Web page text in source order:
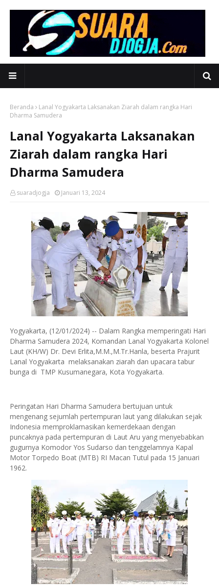
Beranda
Lanal Yogyakarta Laksanakan Ziarah dalam rangka Hari
Dharma Samudera
Lanal Yogyakarta Laksanakan
Ziarah dalam rangka Hari
Dharma Samudera
suaradjogja Januari 13, 2024
Yogyakarta, (12/01/2024) -- Dalam Rangka memperingati Hari
Dharma Samudera 2024, Komandan Lanal Yogyakarta Kolonel
Laut (KH/W) Dr. Devi Erlita,M.M.,M.Tr.Hanla, beserta Prajurit
Lanal Yogyakarta melaksanakan ziarah dan upacara tabur
bunga di TMP Kusumanegara, Kota Yogyakarta.
Peringatan Hari Dharma Samudera bertujuan untuk
mengenang sejumlah pertempuran laut yang dilakukan sejak
Indonesia memproklamasikan kemerdekaan dengan
puncaknya pada pertempuran di Laut Aru yang menyebabkan
gugurnya Komodor Yos Sudarso dan tenggelamnya Kapal
Motor Torpedo Boat (MTB) RI Macan Tutul pada 15 Januari
1962.